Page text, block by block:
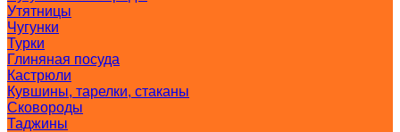
Утятницы
Чугунки
Турки
Глиняная посуда
Кастрюли
Кувшины, тарелки, стаканы
Сковороды
Таджины